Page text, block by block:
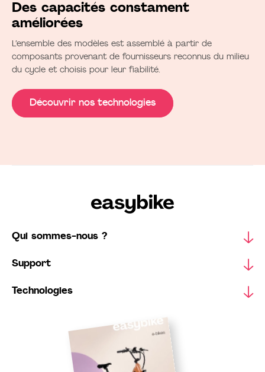
Des capacités constament
améliorées
L’ensemble des modèles est assemblé à partir de
composants provenant de fournisseurs reconnus du milieu
du cycle et choisis pour leur fiabilité.
Découvrir nos technologies
Qui sommes-nous ?
Support
Technologies